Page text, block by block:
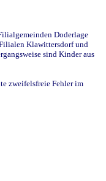
Doderlage
Klawittersdorf und
sind Kinder aus
zweifelsfreie Fehler im